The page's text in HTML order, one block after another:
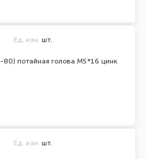
потайная голова М5*16 цинк
Ед. изм. шт.
Ед. изм. шт.